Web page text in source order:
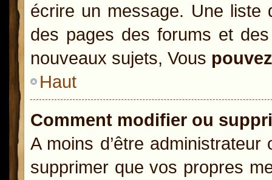
écrire un message. Une liste
des pages des forums et
nouveaux sujets, Vous pouvez
Haut
Comment modifier ou
A moins d’être
supprimer que vos propres